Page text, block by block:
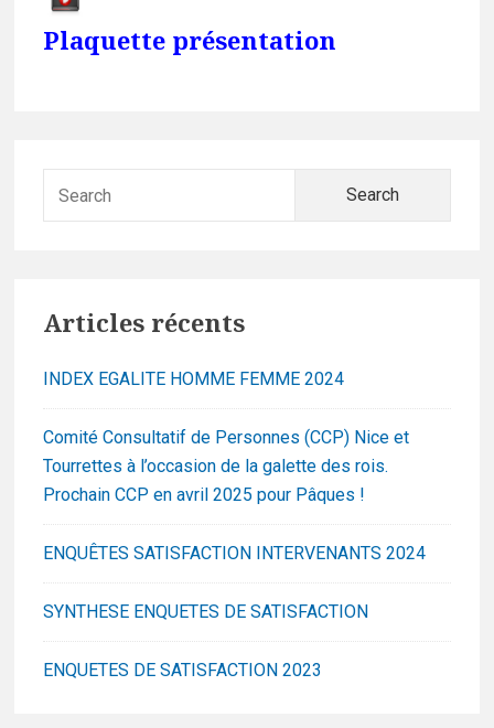
Plaquette présentation
Articles récents
INDEX EGALITE HOMME FEMME 2024
Comité Consultatif de Personnes (CCP) Nice et
Tourrettes à l’occasion de la galette des rois.
Prochain CCP en avril 2025 pour Pâques !
ENQUÊTES SATISFACTION INTERVENANTS 2024
SYNTHESE ENQUETES DE SATISFACTION
ENQUETES DE SATISFACTION 2023